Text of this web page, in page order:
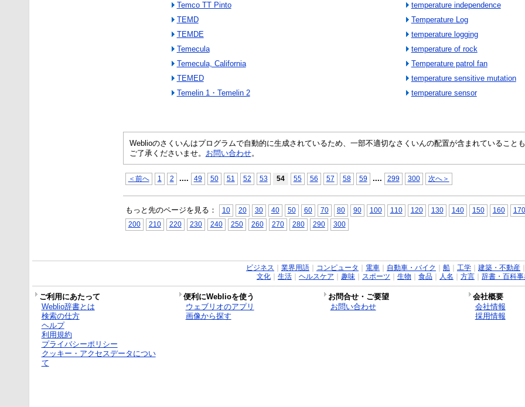
Temco TT Pinto
TEMD
TEMDE
Temecula
Temecula, California
TEMED
Temelin 1・Temelin 2
temperature independence
Temperature Log
temperature logging
temperature of rock
Temperature patrol fan
temperature sensitive mutation
temperature sensor
Weblioのさくいんはプログラムで自動的に生成されているため、一部不適切なさくいんの配置が含まれていることも
ご了承くださいませ。 お問い合わせ。
＜前へ 1 2 .... 49 50 51 52 53 54 55 56 57 58 59 .... 299 300 次へ＞
もっと先のページを見る： 10 20 30 40 50 60 70 80 90 100 110 120 130 140 150 160 170
200
210 220 230 240 250 260 270 280 290 300
ビジネス 業界用語｜ コンピュータ 電車｜ 自動車・バイク 船｜ 工学｜ 建築・不動産｜
文化｜ 生活｜ ヘルスケア 趣味｜ スポーツ 生物 食品｜ 人名 方言｜ 辞書・百科事
ご利用にあたって 便利にWeblioを使う お問合せ・ご要望 会社概要
Weblio辞書とは
検索の仕方
ヘルプ
利用規約
プライバシーポリシー
クッキー・アクセスデータについ
て
ウェブリオのアプリ
画像から探す
お問い合わせ
会社情報
採用情報